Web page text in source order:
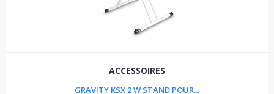
ACCESSOIRES
GRAVITY KSX 2 W STAND POUR...